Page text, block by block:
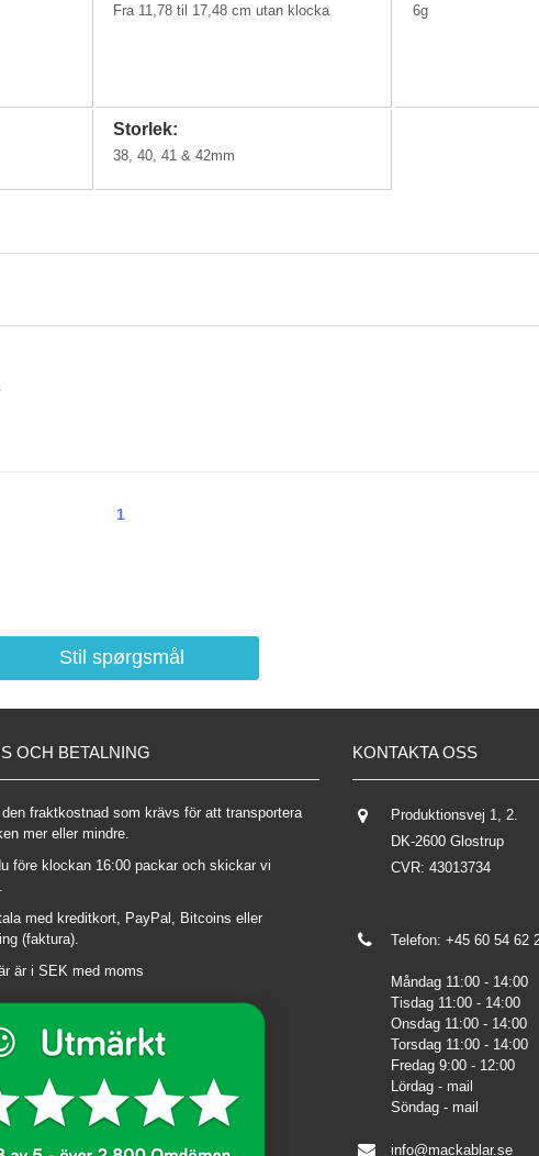
Fra 11,78 til 17,48 cm utan klocka 6g
Storlek:
38, 40, 41 & 42mm
1
Stil spørgsmål
OCH BETALNING
fraktkostnad som krävs för att transportera
mer eller mindre.
före klockan 16:00 packar och skickar vi
med kreditkort, PayPal, Bitcoins eller
(faktura).
är i SEK med moms
KONTAKTA OSS
Produktionsvej 1, 2.
DK-2600 Glostrup
CVR: 43013734
Telefon: +45 60 54 62
Måndag 11:00 - 14:00
Tisdag 11:00 - 14:00
Onsdag 11:00 - 14:00
Torsdag 11:00 - 14:00
Fredag 9:00 - 12:00
Lördag - mail
Söndag - mail
info@mackablar.se